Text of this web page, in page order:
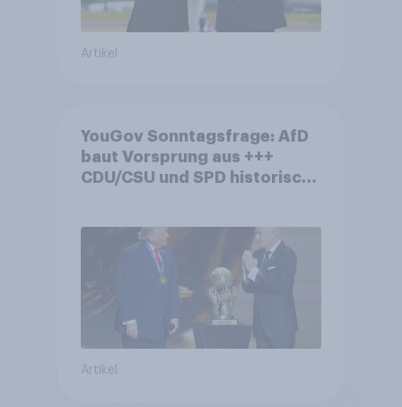
Artikel
YouGov Sonntagsfrage: AfD
baut Vorsprung aus +++
CDU/CSU und SPD historisch
Fußball-WM ohne Politik
Artikel